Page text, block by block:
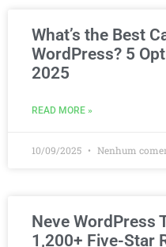
What’s the Best
WordPress? 5
2025
READ MORE »
10/09/2025 Nenhum
Neve WordPress
1,200+ Five-Star